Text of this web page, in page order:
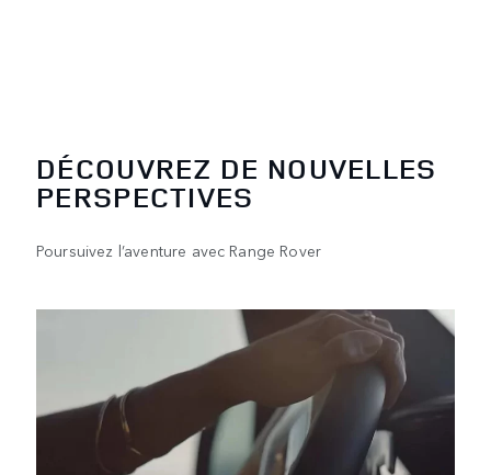
DÉCOUVREZ DE NOUVELLES
PERSPECTIVES
Poursuivez l’aventure avec Range Rover